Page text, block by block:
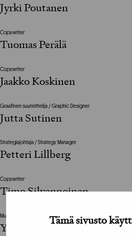
Tämä sivusto
Jyrki Poutanen
Copywriter
Tuomas Perälä
Copywriter
Jaakko Koskinen
Graafinen suunnittelija / Graphic Designer
Jutta Sutinen
Strategiajohtaja / Strategy Manager
Petteri Lillberg
Copywriter
Timo Silvennoinen
Muu suunnitteluun vaikuttanut henkilö / The design was also
Yrjö Haavisto